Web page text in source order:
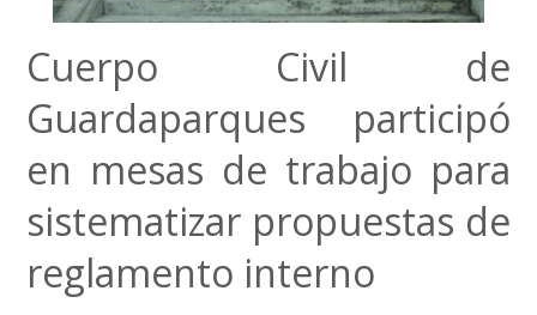
Cuerpo Civil de
Guardaparques participó
en mesas de trabajo para
sistematizar propuestas de
reglamento interno